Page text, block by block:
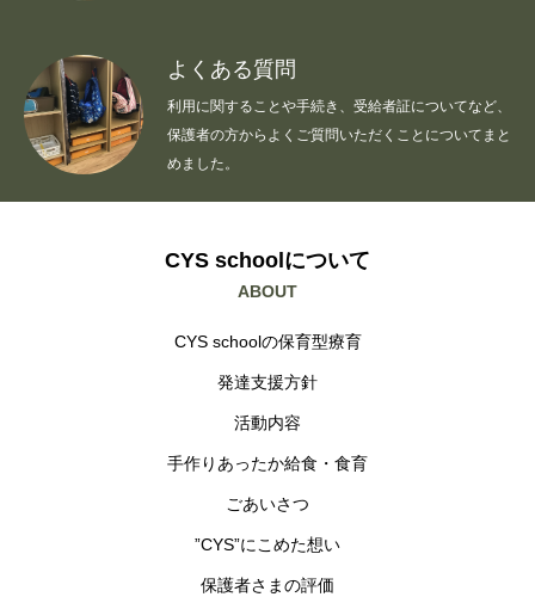
運営法人 公表 プライバシーポリシー
よくある質問
利用に関することや手続き、受給者証についてなど、
保護者の方からよくご質問いただくことについてまと
めました。
CYS schoolについて
ABOUT
CYS schoolの保育型療育
発達支援方針
活動内容
手作りあったか給食・食育
ごあいさつ
”CYS”にこめた想い
保護者さまの評価